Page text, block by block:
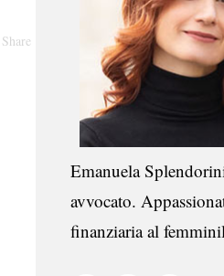
Emanuela
avvocato.
finanziaria al
Share